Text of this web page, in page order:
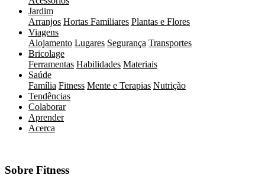
Jardim
Arranjos Hortas Familiares Plantas e Flores
Viagens
Alojamento Lugares Segurança Transportes
Bricolage
Ferramentas Habilidades Materiais
Saúde
Família Fitness Mente e Terapias Nutrição
Tendências
Colaborar
Aprender
Acerca
Sobre Fitness